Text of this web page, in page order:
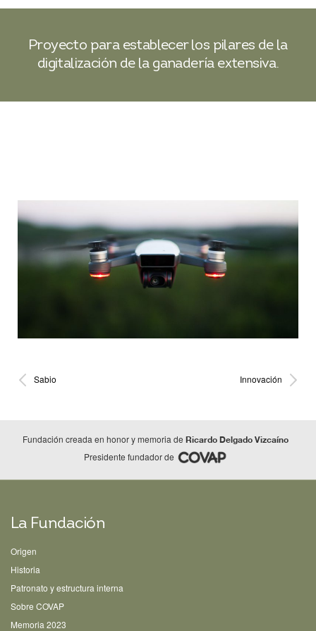
Proyecto para establecer los pilares de la
digitalización de la ganadería extensiva.
Sabio Innovación
Fundación creada en honor y memoria deRicardo Delgado Vizcaíno
Presidente fundador de
La Fundación
Origen
Historia
Patronato y estructura interna
Sobre COVAP
Memoria 2023